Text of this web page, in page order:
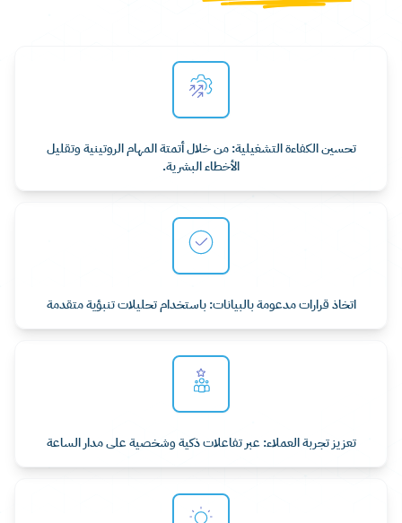
تحسين الكفاءة التشغيلية: من خلال أتمتة المهام الروتينية وتقليل
الأخطاء البشرية.
اتخاذ قرارات مدعومة بالبيانات: باستخدام تحليلات تنبؤية متقدمة
تعزيز تجربة العملاء: عبر تفاعلات ذكية وشخصية على مدار الساعة